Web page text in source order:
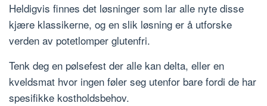
Heldigvis finnes det løsninger som lar alle nyte disse
kjære klassikerne, og en slik løsning er å utforske
verden av potetlomper glutenfri.
Tenk deg en pølsefest der alle kan delta, eller en
kveldsmat hvor ingen føler seg utenfor bare fordi de har
spesifikke kostholdsbehov.